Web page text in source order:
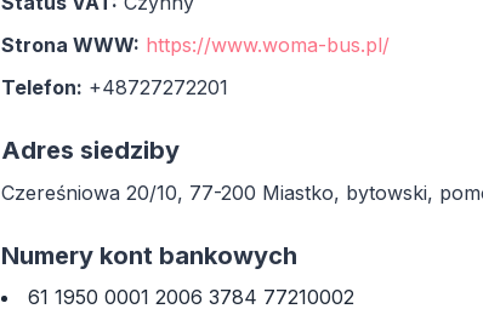
Strona WWW: https://www.woma-bus.pl/
Telefon: +48727272201
Adres siedziby
Czereśniowa 20/10, 77-200 Miastko, bytowski,
Numery kont bankowych
61 1950 0001 2006 3784 77210002